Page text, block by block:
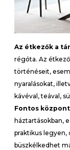
Az étkezők a
régóta. Az
történéseit,
nyaralásokat,
kávéval, teával,
Fontos
háztartásokban,
praktikus legyen,
büszkélkedhet